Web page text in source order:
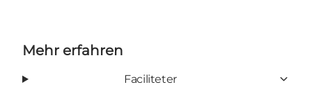
Mehr erfahren
Faciliteter